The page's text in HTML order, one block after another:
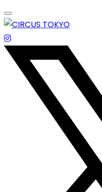
Skip
to
content
エンターテイメントスペース